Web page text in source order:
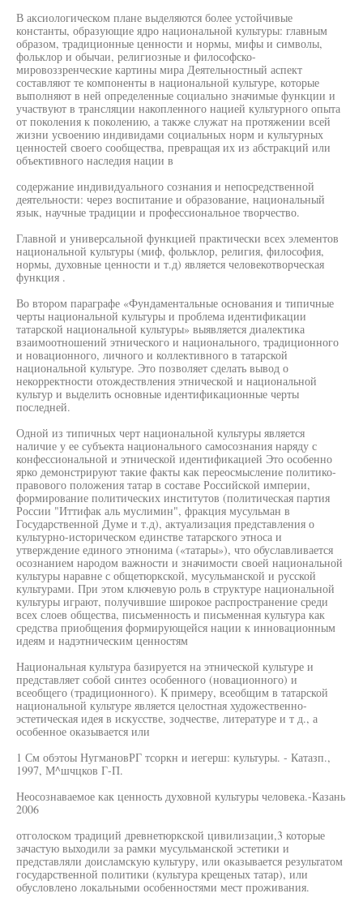
В аксиологическом плане выделяются более устойчивые
константы, образующие ядро национальной культуры: главным
образом, традиционные ценности и нормы, мифы и символы,
фольклор и обычаи, религиозные и философско-
мировоззренческие картины мира Деятельностный аспект
составляют те компоненты в национальной культуре, которые
выполняют в ней определенные социально значимые функции и
участвуют в трансляции накопленного нацией культурного опыта
от поколения к поколению, а также служат на протяжении всей
жизни усвоению индивидами социальных норм и культурных
ценностей своего сообщества, превращая их из абстракций или
объективного наследия нации в
содержание индивидуального сознания и непосредственной
деятельности: через воспитание и образование, национальный
язык, научные традиции и профессиональное творчество.
Главной и универсальной функцией практически всех элементов
национальной культуры (миф, фольклор, религия, философия,
нормы, духовные ценности и т.д) является человекотворческая
функция .
Во втором параграфе «Фундаментальные основания и типичные
черты национальной культуры и проблема идентификации
татарской национальной культуры» выявляется диалектика
взаимоотношений этнического и национального, традиционного
и новационного, личного и коллективного в татарской
национальной культуре. Это позволяет сделать вывод о
некорректности отождествления этнической и национальной
культур и выделить основные идентификационные черты
последней.
Одной из типичных черт национальной культуры является
наличие у ее субъекта национального самосознания наряду с
конфессиональной и этнической идентификацией Это особенно
ярко демонстрируют такие факты как переосмысление политико-
правового положения татар в составе Российской империи,
формирование политических институтов (политическая партия
России "Иттифак аль муслимин", фракция мусульман в
Государственной Думе и т.д), актуализация представления о
культурно-историческом единстве татарского этноса и
утверждение единого этнонима («татары»), что обуславливается
осознанием народом важности и значимости своей национальной
культуры наравне с общетюркской, мусульманской и русской
культурами. При этом ключевую роль в структуре национальной
культуры играют, получившие широкое распространение среди
всех слоев общества, письменность и письменная культура как
средства приобщения формирующейся нации к инновационным
идеям и надэтническим ценностям
Национальная культура базируется на этнической культуре и
представляет собой синтез особенного (новационного) и
всеобщего (традиционного). К примеру, всеобщим в татарской
национальной культуре является целостная художественно-
эстетическая идея в искусстве, зодчестве, литературе и т д., а
особенное оказывается или
1 См обэтоы НугмановРГ тсоркн и иегерш: культуры. - Катазп.,
1997, М^шчцков Г-П.
Неосознаваемое как ценность духовной культуры человека.-Казань
2006
отголоском традиций древнетюркской цивилизации,3 которые
зачастую выходили за рамки мусульманской эстетики и
представляли доисламскую культуру, или оказывается результатом
государственной политики (культура крещеных татар), или
обусловлено локальными особенностями мест проживания.